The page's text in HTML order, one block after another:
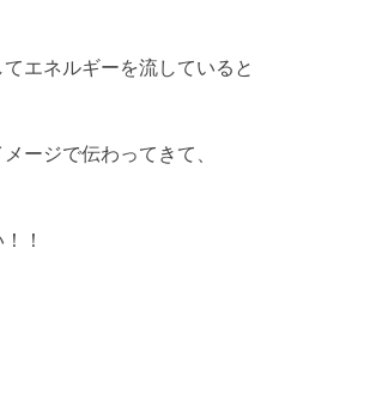
エネルギーを流していると
ージで伝わってきて、
！